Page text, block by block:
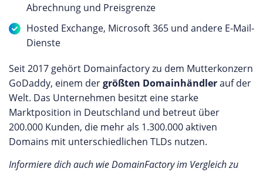
Abrechnung und Preisgrenze
Hosted Exchange, Microsoft 365 und andere E-Mail-
Dienste
Seit 2017 gehört Domainfactory zu dem Mutterkonzern
GoDaddy, einem dergrößten Domainhändlerauf der
Welt. Das Unternehmen besitzt eine starke
Marktposition in Deutschland und betreut über
200.000 Kunden, die mehr als 1.300.000 aktiven
Domains mit unterschiedlichen TLDs nutzen.
Informiere dich auch wie DomainFactory im Vergleich zu